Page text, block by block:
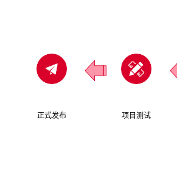
项目测试
正式发布